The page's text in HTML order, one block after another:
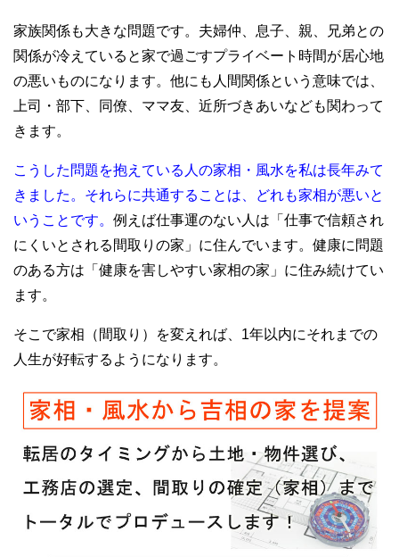
家族関係も大きな問題です。夫婦仲、息子、親、兄弟との
関係が冷えていると家で過ごすプライベート時間が居心地
の悪いものになります。他にも人間関係という意味では、
上司・部下、同僚、ママ友、近所づきあいなども関わって
きます。
こうした問題を抱えている人の家相・風水を私は長年みて
きました。それらに共通することは、どれも家相が悪いと
いうことです。 例えば仕事運のない人は「仕事で信頼され
にくいとされる間取りの家」に住んでいます。健康に問題
のある方は「健康を害しやすい家相の家」に住み続けてい
ます。
そこで家相（間取り）を変えれば、1年以内にそれまでの
人生が好転するようになります。